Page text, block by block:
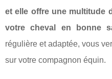
et elle offre une multitude
votre cheval en bonne
régulière et adaptée, vous
sur votre compagnon équin.